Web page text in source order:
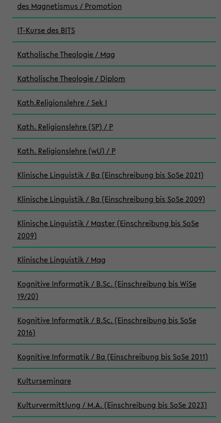
des Magnetismus / Promotion
IT-Kurse des BITS
Katholische Theologie / Mag
Katholische Theologie / Diplom
Kath.Religionslehre / Sek I
Kath. Religionslehre (SP) / P
Kath. Religionslehre (wU) / P
Klinische Linguistik / Ba (Einschreibung bis SoSe 2021)
Klinische Linguistik / Ba (Einschreibung bis SoSe 2009)
Klinische Linguistik / Master (Einschreibung bis SoSe
2009)
Klinische Linguistik / Mag
Kognitive Informatik / B.Sc. (Einschreibung bis WiSe
19/20)
Kognitive Informatik / B.Sc. (Einschreibung bis SoSe
2016)
Kognitive Informatik / Ba (Einschreibung bis SoSe 2011)
Kulturseminare
Kulturvermittlung / M.A. (Einschreibung bis SoSe 2023)